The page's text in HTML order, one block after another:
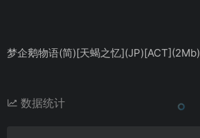
梦企鹅物语(简)[天蝎之忆](JP)[ACT](2Mb)
数据统计